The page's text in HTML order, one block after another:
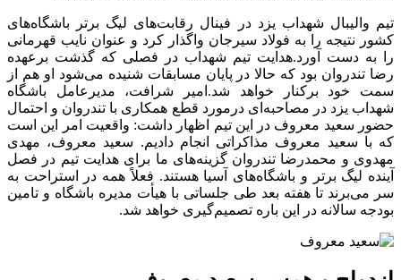
تیم والیبال شهداب یزد در فینال رقابت‌های لیگ برتر باشگاه‌های
کشور نتیجه را به فولاد سیرجان واگذار کرد و عنوان نایب قهرمانی
را به دست آورد.هدایت تیم شهداب در فصلی که گذشت برعهده
رضا تندروان بود که حالا در پایان مسابقات شنیده می‌شود او هم از
سمت خود برکنار خواهد شد.امیر شرافت، مدیرعامل باشگاه
شهداب یزد در مصاحبه‌ای درمورد قطع همکاری با تندروان و احتمال
حضور سعید معروف در این تیم اظهار داشت: واقعیت امر این است
که با سعید معروف مذاکراتی انجام دادیم. سعید معروف، مهدی
مهدوی و محمدرضا تندروان گزینه‌های ما برای هدایت تیم در فصل
آینده لیگ برتر و باشگاه‌های آسیا هستند. فعلاً همه در استراحت به
سر می‌برند تا هفته بعد طی جلساتی با هیأت مدیره باشگاه و تامین
بودجه سالانه در این باره تصمیم‌گیری خواهد شد.